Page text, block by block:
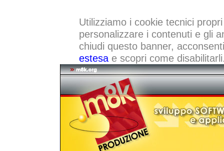
Utilizziamo i cookie tecnici
personalizzare i contenuti e gli
chiudi questo banner,
estesae scopri come